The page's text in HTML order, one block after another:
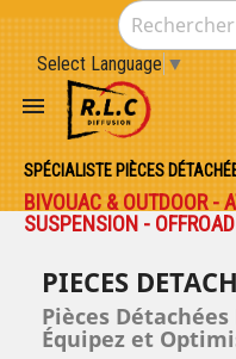
Select Language ▼

SPÉCIALISTE PIÈCES
BIVOUAC & OUTDOOR -
SUSPENSION - OFFROAD
PIECES
Pièces
Équipez et